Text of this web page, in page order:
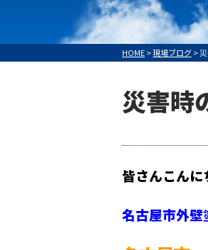
HOME>現場ブログ>
災害
皆さんこんに
名古屋市外壁